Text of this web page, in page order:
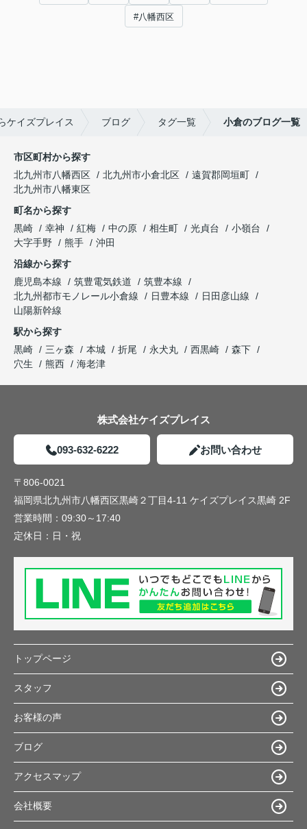
#八幡西区
ケイズプレイス ブログ タグ一覧 小倉のブログ一覧
市区町村から探す
北九州市八幡西区
北九州市小倉北区
遠賀郡岡垣町
北九州市八幡東区
町名から探す
黒崎
幸神 紅梅 中の原 相生町 光貞台
小嶺台
大字手野
熊手
沖田
沿線から探す
鹿児島本線
筑豊電気鉄道
筑豊本線
北九州都市モノレール小倉線
日豊本線
日田彦山線
山陽新幹線
駅から探す
黒崎
三ヶ森 本城 折尾 永犬丸 西黒崎
森下
穴生
熊西 海老津
株式会社ケイズプレイス
093-632-6222 お問い合わせ
〒806-0021
福岡県北九州市八幡西区黒崎２丁目4-11 ケイズプレイス黒崎 2F
営業時間： 09:30～17:40
定休日： 日・祝
トップページ
スタッフ
お客様の声
ブログ
アクセスマップ
会社概要